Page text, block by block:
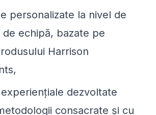
personalizate la nivel de
de echipă, bazate pe
Harrison
dezvoltate
consacrate şi cu